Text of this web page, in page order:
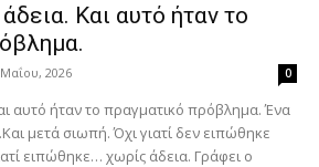
Και αυτό ήταν το
2026 0
αυτό ήταν το πραγματικό πρόβλημα. Ένα
μετά σιωπή. Όχι γιατί δεν ειπώθηκε
ειπώθηκε… χωρίς άδεια. Γράφει ο